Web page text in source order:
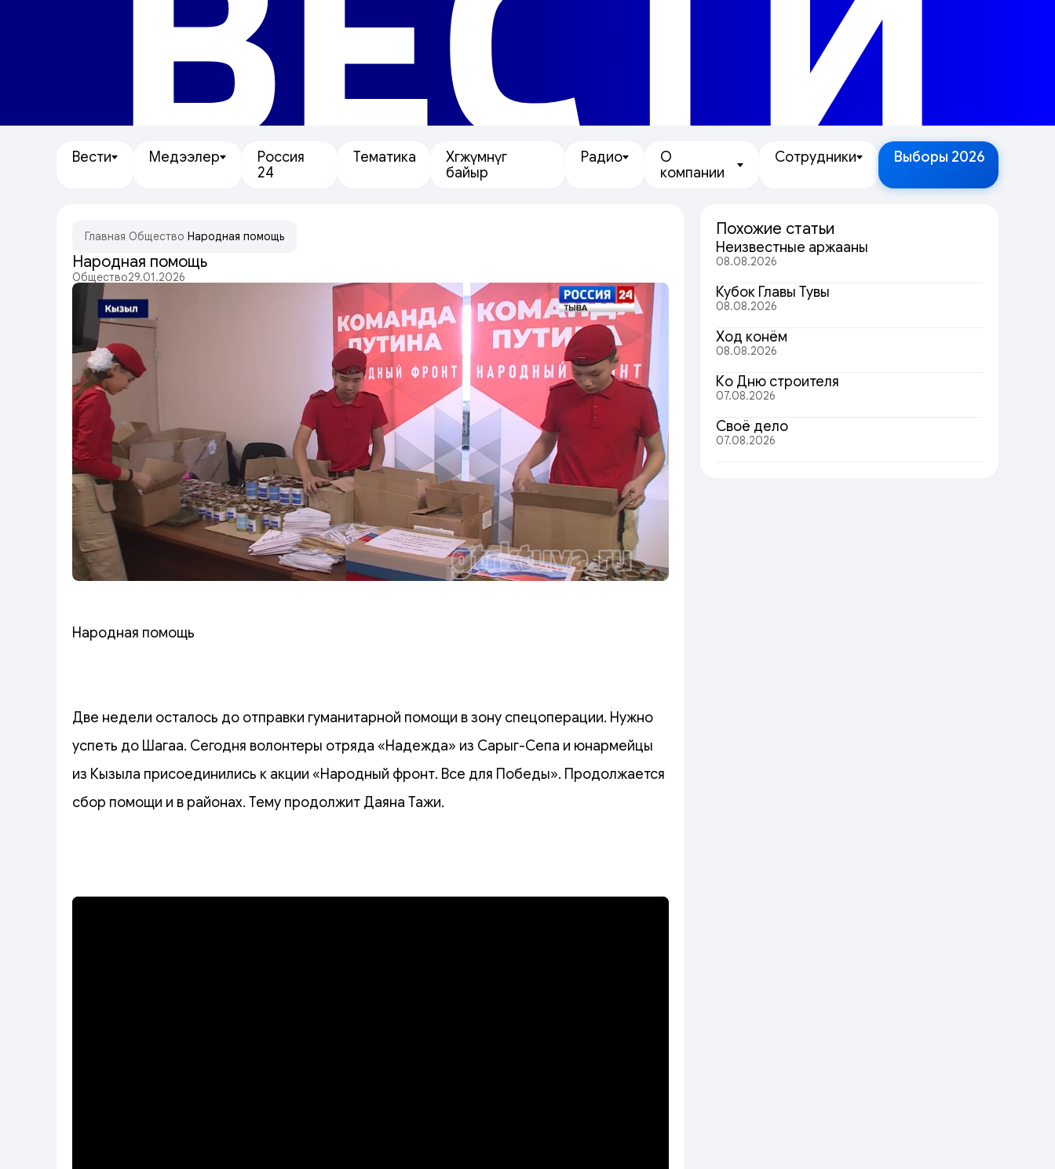
ВЕСТИ
Вести Медээлер
Россия
24
Тематика
Хөгжүмнүг
байыр
Радио
О
компании
Сотрудники Выборы 2026
Главная Общество Народная помощь
Народная помощь
Общество29.01.2026
Народная помощь
Две недели осталось до отправки гуманитарной помощи в зону спецоперации. Нужно
успеть до Шагаа. Сегодня волонтеры отряда «Надежда» из Сарыг-Сепа и юнармейцы
из Кызыла присоединились к акции «Народный фронт. Все для Победы». Продолжается
сбор помощи и в районах. Тему продолжит Даяна Тажи.
Похожие статьи
Неизвестные аржааны
08.08.2026
Кубок Главы Тувы
08.08.2026
Ход конём
08.08.2026
Ко Дню строителя
07.08.2026
Своё дело
07.08.2026